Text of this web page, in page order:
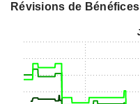
Révisions de Bénéfices